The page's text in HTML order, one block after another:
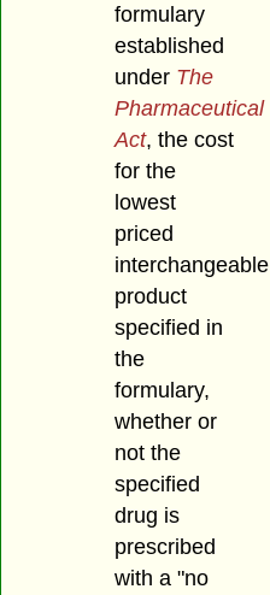
formulary
established
under The
Pharmaceutical
Act, the cost
for the
lowest
priced
interchangeable
product
specified in
the
formulary,
whether or
not the
specified
drug is
prescribed
with a "no